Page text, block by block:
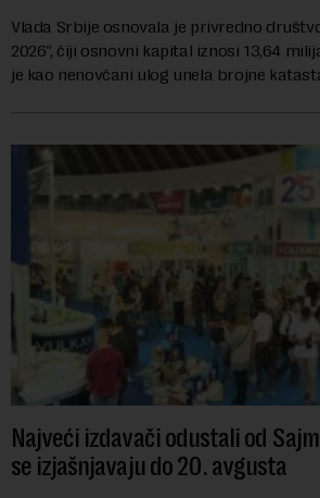
Vlada Srbije osnovala je privredno
2026", čiji osnovni kapital iznosi 13,64
je kao nenovčani ulog unela brojne
Najveći izdavači odustali od
se izjašnjavaju do 20. avgusta